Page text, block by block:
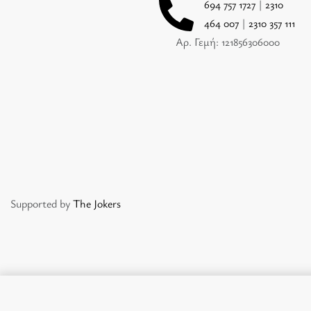
694 757 1727| 2310
464 007 | 2310 357 111
Αρ. Γεμή: 121856306000
Supported byThe Jokers